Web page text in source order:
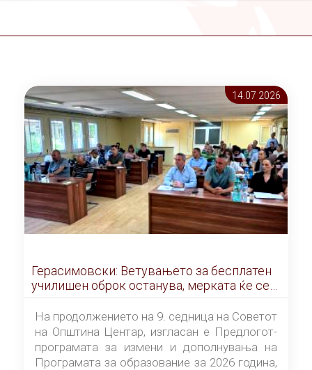
14.07 2026
Герасимовски: Ветувањето за бесплатен
училишен оброк останува, мерката ќе се
реализира фазно
На продолжението на 9. седница на Советот
на Општина Центар, изгласан е Предлогот-
програмата за измени и дополнувања на
Програмата за образование за 2026 година,